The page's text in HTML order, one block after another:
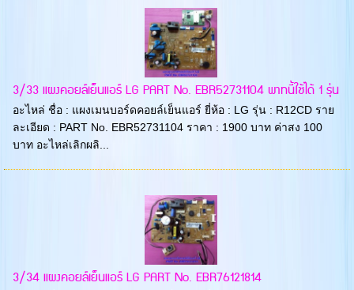
3/33 แผงคอยล์เย็นแอร์ LG PART No. EBR52731104 พาทนี้ใช้ได้ 1 รุ่น
อะไหล่ ชื่อ : แผงเมนบอร์ดคอยล์เย็นแอร์ ยี่ห้อ : LG รุ่น : R12CD ราย
ละเอียด : PART No. EBR52731104 ราคา : 1900 บาท ค่าสง 100
บาท อะไหล่เลิกผลิ...
3/34 แผงคอยล์เย็นแอร์ LG PART No. EBR76121814